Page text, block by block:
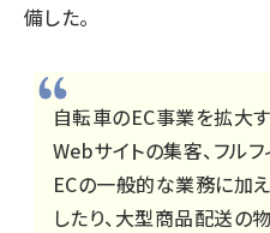
備した。
自転車のEC事業を拡大
Webサイトの集客、フル
ECの一般的な業務に加
したり、大型商品配送の